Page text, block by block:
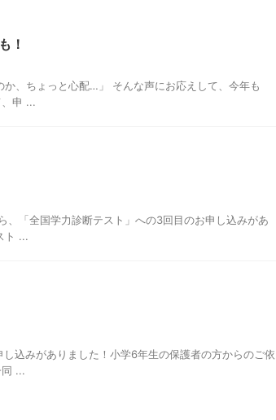
！
か、ちょっと心配…」 そんな声にお応えして、今年も
申 ...
「全国学力診断テスト」への3回目のお申し込みがあ
ト ...
込みがありました！小学6年生の保護者の方からのご依
...